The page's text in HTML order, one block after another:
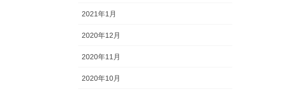
2021年1月
2020年12月
2020年11月
2020年10月